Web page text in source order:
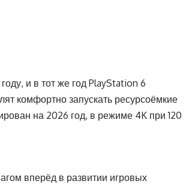
и в тот же год PlayStation 6
комфортно запускать ресурсоёмкие
на 2026 год, в режиме 4K при 120
вперёд в развитии игровых